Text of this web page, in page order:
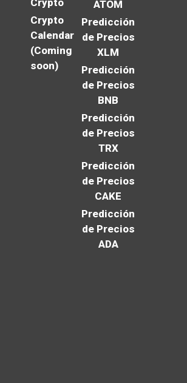
Crypto
Calendar
(Coming
soon)
ATOM
Predicción
de Precios
XLM
Predicción
de Precios
BNB
Predicción
de Precios
TRX
Predicción
de Precios
CAKE
Predicción
de Precios
ADA